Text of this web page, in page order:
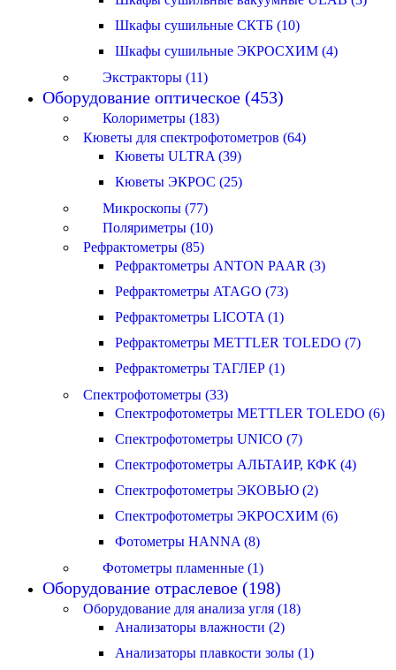
Шкафы сушильные СКТБ (10)
Шкафы сушильные ЭКРОСХИМ (4)
Экстракторы (11)
Оборудование оптическое (453)
Колориметры (183)
Кюветы для спектрофотометров (64)
Кюветы ULTRA (39)
Кюветы ЭКРОС (25)
Микроскопы (77)
Поляриметры (10)
Рефрактометры (85)
Рефрактометры ANTON PAAR (3)
Рефрактометры ATAGO (73)
Рефрактометры LICOTA (1)
Рефрактометры METTLER TOLEDO (7)
Рефрактометры ТАГЛЕР (1)
Спектрофотометры (33)
Спектрофотометры METTLER TOLEDO (6)
Спектрофотометры UNICO (7)
Спектрофотометры АЛЬТАИР, КФК (4)
Спектрофотометры ЭКОВЬЮ (2)
Спектрофотометры ЭКРОСХИМ (6)
Фотометры HANNA (8)
Фотометры пламенные (1)
Оборудование отраслевое (198)
Оборудование для анализа угля (18)
Анализаторы влажности (2)
Анализаторы плавкости золы (1)